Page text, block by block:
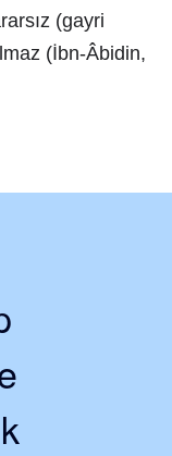
(gayri
(İbn-Âbidin,